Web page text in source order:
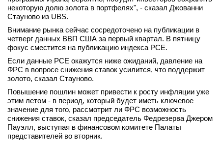
вконтакте
телеграм
Стать автором
Вход
некоторую долю золота в портфелях", - сказал Джованни
Стауново из UBS.
Внимание рынка сейчас сосредоточено на публикации в
четверг данных ВВП США за первый квартал. В пятницу
фокус сместится на публикацию индекса PCE.
Если данные PCE окажутся ниже ожиданий, давление на
ФРС в вопросе снижения ставок усилится, что поддержит
золото, сказал Стауново.
Повышение пошлин может привести к росту инфляции уже
этим летом - в период, который будет иметь ключевое
значение для того, рассмотрит ли ФРС возможность
снижения ставок, сказал председатель Федрезерва Джером
Пауэлл, выступая в финансовом комитете Палаты
представителей во вторник.